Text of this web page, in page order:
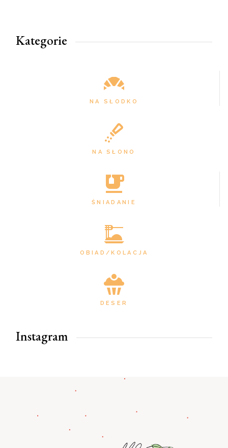
Kategorie
NA SŁODKO
NA SŁONO
ŚNIADANIE
OBIAD/KOLACJA
DESER
Instagram